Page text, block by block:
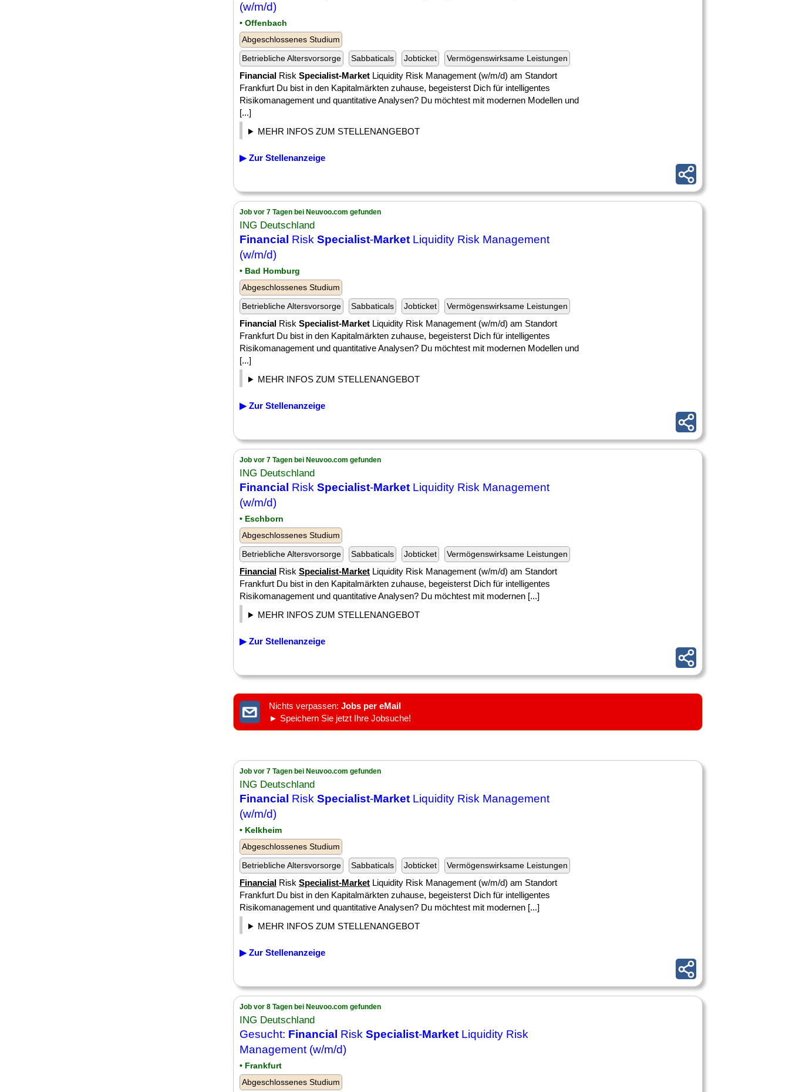
(w/m/d)
• Offenbach
Abgeschlossenes Studium
Betriebliche Altersvorsorge
Sabbaticals Jobticket Vermögenswirksame Leistungen
Financial Risk Specialist-Market Liquidity Risk Management (w/m/d) am Standort
Frankfurt Du bist in den Kapitalmärkten zuhause, begeisterst Dich für intelligentes
Risikomanagement und quantitative Analysen? Du möchtest mit modernen Modellen und
[...]
MEHR INFOS ZUM STELLENANGEBOT
▶ Zur Stellenanzeige
Job vor 7 Tagen bei Neuvoo.com gefunden
ING Deutschland
Financial Risk Specialist-Market Liquidity Risk Management
(w/m/d)
• Bad Homburg
Abgeschlossenes Studium
Betriebliche Altersvorsorge
Sabbaticals Jobticket Vermögenswirksame Leistungen
Financial Risk Specialist-Market Liquidity Risk Management (w/m/d) am Standort
Frankfurt Du bist in den Kapitalmärkten zuhause, begeisterst Dich für intelligentes
Risikomanagement und quantitative Analysen? Du möchtest mit modernen Modellen und
[...]
MEHR INFOS ZUM STELLENANGEBOT
▶ Zur Stellenanzeige
Job vor 7 Tagen bei Neuvoo.com gefunden
ING Deutschland
Financial Risk Specialist-Market Liquidity Risk Management
(w/m/d)
• Eschborn
Abgeschlossenes Studium
Betriebliche Altersvorsorge
Sabbaticals Jobticket Vermögenswirksame Leistungen
Financial Risk Specialist-Market Liquidity Risk Management (w/m/d) am Standort
Frankfurt Du bist in den Kapitalmärkten zuhause, begeisterst Dich für intelligentes
Risikomanagement und quantitative Analysen? Du möchtest mit modernen [...]
MEHR INFOS ZUM STELLENANGEBOT
▶ Zur Stellenanzeige
Nichts verpassen: Jobs per eMail
► Speichern Sie jetzt Ihre Jobsuche!
Job vor 7 Tagen bei Neuvoo.com gefunden
ING Deutschland
Financial Risk Specialist-Market Liquidity Risk Management
(w/m/d)
• Kelkheim
Abgeschlossenes Studium
Betriebliche Altersvorsorge
Sabbaticals Jobticket Vermögenswirksame Leistungen
Financial Risk Specialist-Market Liquidity Risk Management (w/m/d) am Standort
Frankfurt Du bist in den Kapitalmärkten zuhause, begeisterst Dich für intelligentes
Risikomanagement und quantitative Analysen? Du möchtest mit modernen [...]
MEHR INFOS ZUM STELLENANGEBOT
▶ Zur Stellenanzeige
Job vor 8 Tagen bei Neuvoo.com gefunden
ING Deutschland
Gesucht: Financial Risk Specialist-Market Liquidity Risk
Management (w/m/d)
• Frankfurt
Abgeschlossenes Studium